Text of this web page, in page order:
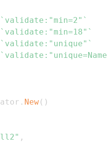
`validate:"min=2"`
`validate:"min=18"`
`validate:"unique"`
. New( )
,